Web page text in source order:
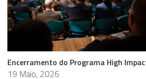
Encerramento do Programa High
19 Maio, 2026